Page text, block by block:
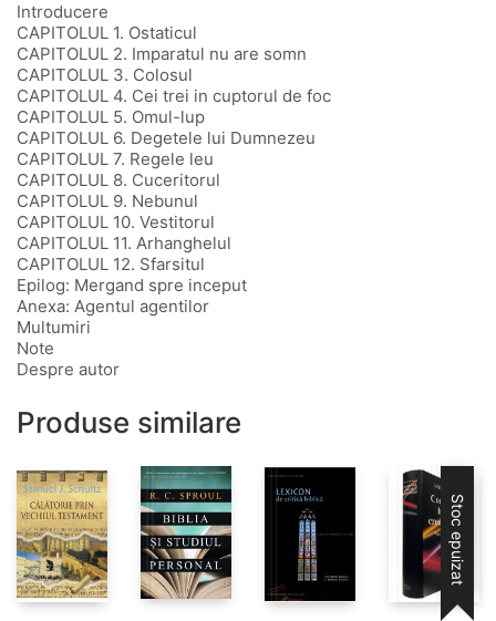
Introducere
CAPITOLUL 1. Ostaticul
CAPITOLUL 2. Imparatul nu are somn
CAPITOLUL 3. Colosul
CAPITOLUL 4. Cei trei in cuptorul de foc
CAPITOLUL 5. Omul-lup
CAPITOLUL 6. Degetele lui Dumnezeu
CAPITOLUL 7. Regele leu
CAPITOLUL 8. Cuceritorul
CAPITOLUL 9. Nebunul
CAPITOLUL 10. Vestitorul
CAPITOLUL 11. Arhanghelul
CAPITOLUL 12. Sfarsitul
Epilog: Mergand spre inceput
Anexa: Agentul agentilor
Multumiri
Note
Despre autor
Produse similare
Stoc epuizat